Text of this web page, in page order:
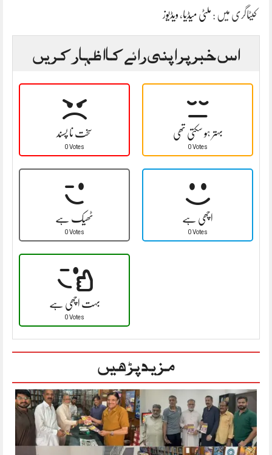
کیٹاگری میں : ملٹی میڈیا، ویڈیوز
اس خبر پر اپنی رائے کا اظہار کریں
سخت نا پسند
0 Votes
بہتر ہو سکتی تھی
0 Votes
ٹھیک ہے
0 Votes
اچھی ہے
0 Votes
بہت اچھی ہے
0 Votes
مزید پڑھیں